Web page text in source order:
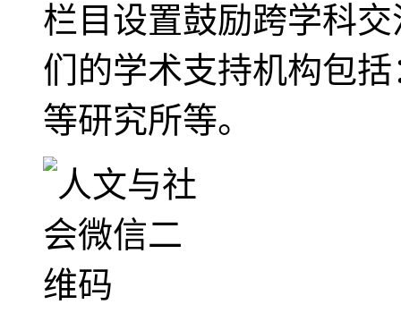
栏目设置鼓励跨学科
们的学术支持机构包
等研究所等。